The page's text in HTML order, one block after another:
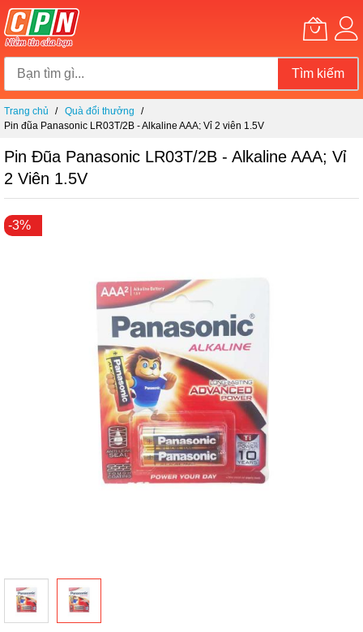
Tìm kiếm
Chuyển
đến
dung
Trang chủ
Quà đổi thưởng
Pin đũa Panasonic LR03T/2B - Alkaline AAA; Vỉ 2 viên 1.5V
Pin Đũa Panasonic LR03T/2B - Alkaline AAA; Vỉ
2 Viên 1.5V
Chuyển
đến
-3%